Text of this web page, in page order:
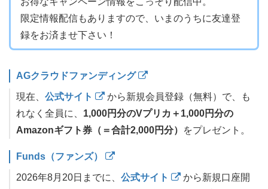
限定情報配信もありますので、いまのうちに友達登
録をお済ませ下さい！
AGクラウドファンディング
現在、 公式サイト
から新規会員登録（無料）で、も
れなく全員に、 1,000円分のVプリカ＋1,000円分の
Amazonギフト券（＝合計2,000円分）
をプレゼント。
Funds（ファンズ）
2026年8月20日までに、 公式サイト
から新規口座開